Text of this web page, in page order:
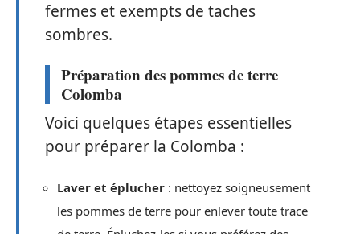
fermes et exempts de taches
sombres.
Préparation des pommes de terre
Colomba
Voici quelques étapes essentielles
pour préparer la Colomba :
Laver et éplucher : nettoyez soigneusement
les pommes de terre pour enlever toute trace